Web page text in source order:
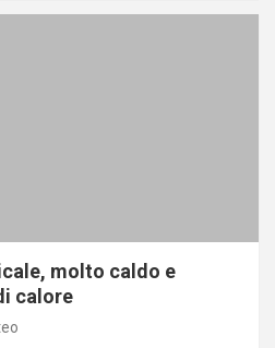
molto caldo e
calore